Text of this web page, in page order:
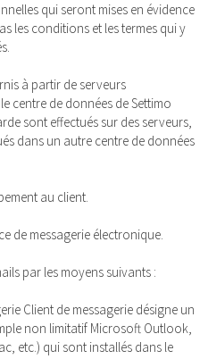
qui seront mises en évidence
les conditions et les termes qui y
à partir de serveurs
centre de données de Settimo
sont effectués sur des serveurs,
dans un autre centre de données
au client.
de messagerie électronique.
par les moyens suivants :
Client de messagerie désigne un
non limitatif Microsoft Outlook,
etc.) qui sont installés dans le